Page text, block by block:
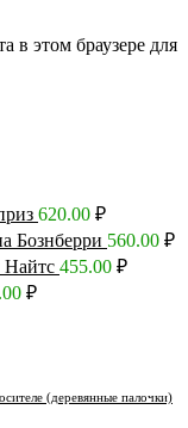
в этом браузере для
620.00 ₽
Бознберри 560.00 ₽
Найтс 455.00 ₽
₽
(деревянные палочки)